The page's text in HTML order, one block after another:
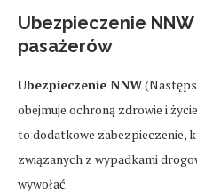
Ubezpieczenie
pasażerów
Ubezpieczenie NNW
obejmuje ochroną zdrowie i
to dodatkowe zabezpieczenie,
związanych z wypadkami
wywołać.